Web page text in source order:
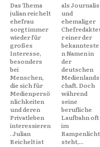
Das Thema
julian reichelt
ehefrau
sorgt immer
wieder für
großes
Interesse,
besonders
bei
Menschen,
die sich für
Medienpersö
nlichkeiten
und deren
Privatleben
interessieren
. Julian
Reichelt ist
als Journalist
und
ehemaliger
Chefredakteu
r einer der
bekannteste
n Namen in
der
deutschen
Medienlands
chaft. Doch
während
seine
berufliche
Laufbahn oft
im
Rampenlicht
steht,...